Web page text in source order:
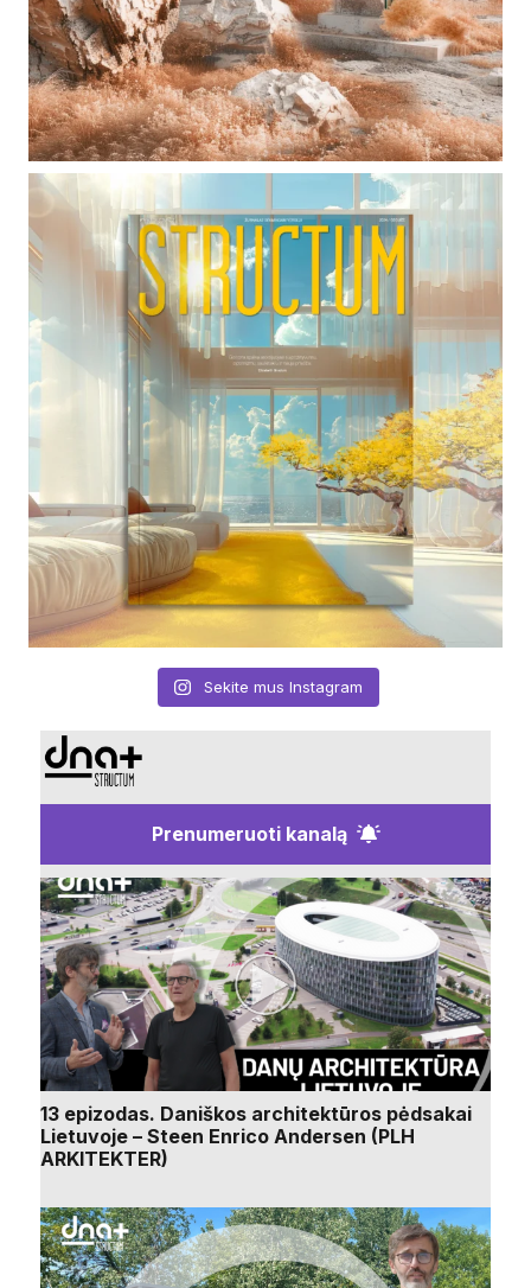
Sekite mus Instagram
Prenumeruoti kanalą
13 epizodas. Daniškos architektūros pėdsakai
Lietuvoje – Steen Enrico Andersen (PLH
ARKITEKTER)